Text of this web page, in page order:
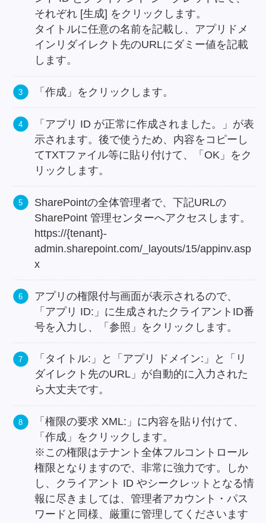
それぞれ [生成] をクリックします。
タイトルに任意の名前を記載し、アプリドメ
インリダイレクト先のURLにダミー値を記載
します。
「作成」をクリックします。
「アプリ ID が正常に作成されました。」が表
示されます。後で使うため、内容をコピーし
てTXTファイル等に貼り付けて、「OK」をク
リックします。
SharePointの全体管理者で、下記URLの
SharePoint 管理センターへアクセスします。
https://{tenant}-
admin.sharepoint.com/_layouts/15/appinv.asp
x
アプリの権限付与画面が表示されるので、
「アプリ ID:」に生成されたクライアントID番
号を入力し、「参照」をクリックします。
「タイトル:」と「アプリ ドメイン:」と「リ
ダイレクト先のURL」が自動的に入力された
ら大丈夫です。
「権限の要求 XML:」に内容を貼り付けて、
「作成」をクリックします。
※この権限はテナント全体フルコントロール
権限となりますので、非常に強力です。しか
し、クライアント ID やシークレットとなる情
報に尽きましては、管理者アカウント・パス
ワードと同様、厳重に管理してくださいます